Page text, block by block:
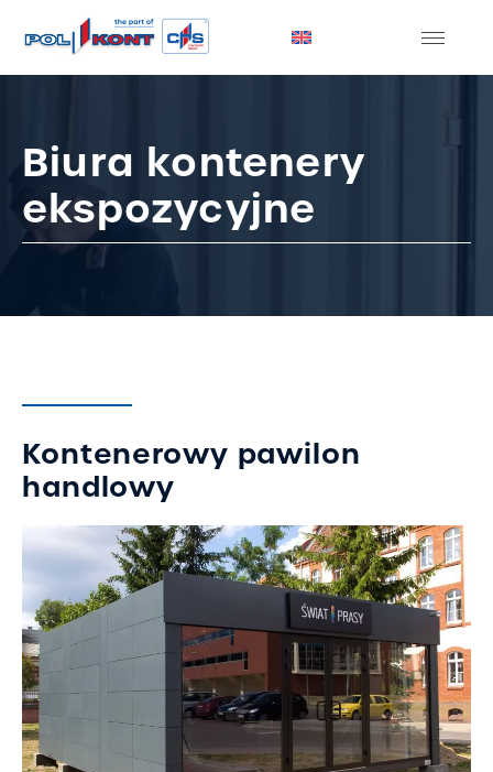
Biura kontenery
ekspozycyjne
Kontenerowy pawilon
handlowy